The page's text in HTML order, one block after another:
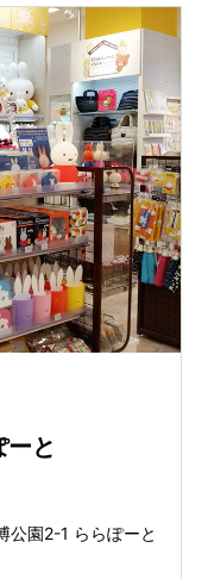
と
園2-1 ららぽーと